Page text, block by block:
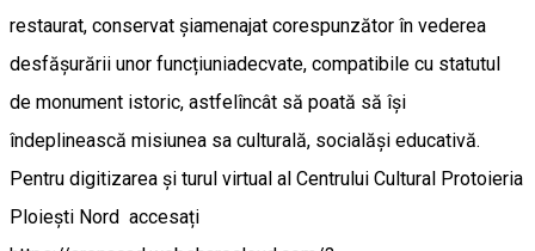
restaurat, conservat șiamenajat corespunzător în vederea
desfășurării unor funcțiuniadecvate, compatibile cu statutul
de monument istoric, astfelîncât să poată să își
îndeplinească misiunea sa culturală, socialăși educativă.
Pentru digitizarea și turul virtual al Centrului Cultural Protoieria
Ploiești Nord accesați